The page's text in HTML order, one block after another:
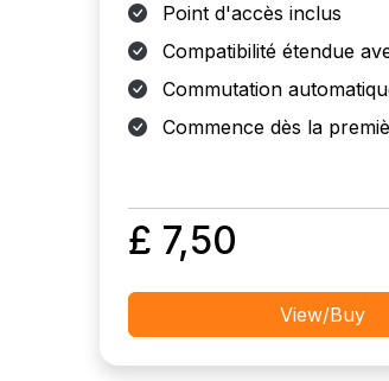
Point d'accès inclus
Compatibilité étendue
Commutation
Commence dès la
£ 7,50
View/Buy